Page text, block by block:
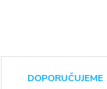
DOPORUČUJEME